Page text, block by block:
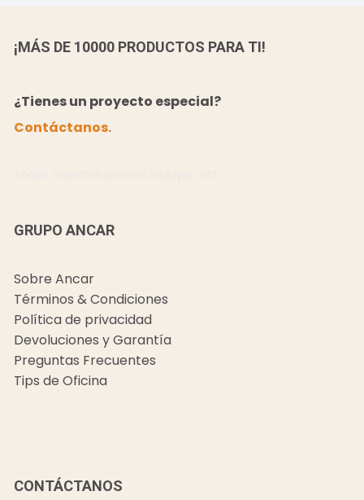
¡MÁS DE 10000 PRODUCTOS PARA TI!
¿Tienes un proyecto especial?
Contáctanos.
GRUPO ANCAR
Sobre Ancar
Términos & Condiciones
Política de privacidad
Devoluciones y Garantía
Preguntas Frecuentes
Tips de Oficina
CONTÁCTANOS